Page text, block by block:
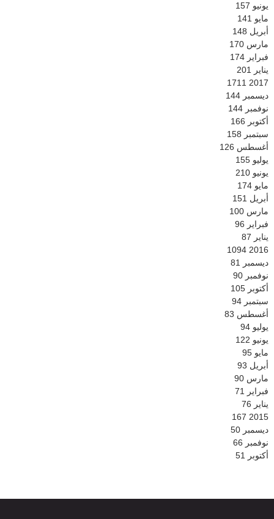
يونيو 157
مايو 141
أبريل 148
مارس 170
فبراير 174
يناير 201
2017
1711
ديسمبر 144
نوفمبر 144
أكتوبر 166
سبتمبر 158
أغسطس 126
يوليو 155
يونيو 210
مايو 174
أبريل 151
مارس 100
فبراير 96
يناير 87
2016
1094
ديسمبر 81
نوفمبر 90
أكتوبر 105
سبتمبر 94
أغسطس 83
يوليو 94
يونيو 122
مايو 95
أبريل 93
مارس 90
فبراير 71
يناير 76
2015
167
ديسمبر 50
نوفمبر 66
أكتوبر 51